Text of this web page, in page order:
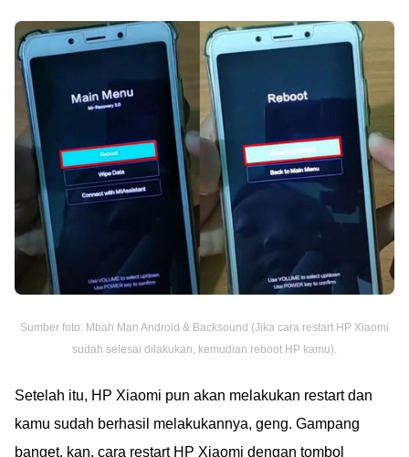
Sumber foto: Mbah Man Android & Backsound (Jika cara restart HP Xiaomi
sudah selesai dilakukan, kemudian reboot HP kamu).
Setelah itu, HP Xiaomi pun akan melakukan restart dan
kamu sudah berhasil melakukannya, geng. Gampang
banget, kan, cara restart HP Xiaomi dengan tombol